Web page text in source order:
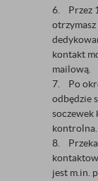
6. Przez
kontakt
mailową.
7. Po
odbędzie
kontrolna.
8.
jest m.in.